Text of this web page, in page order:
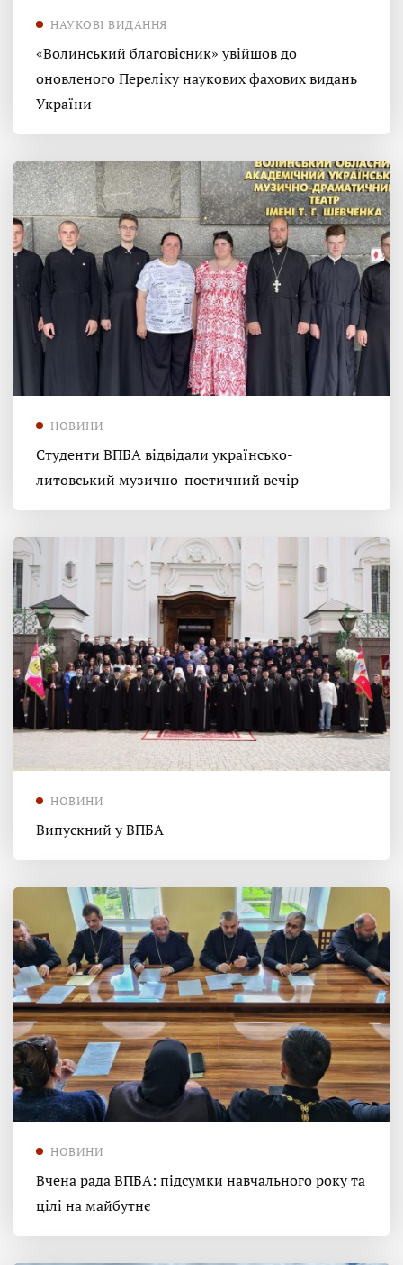
НАУКОВІ ВИДАННЯ
«Волинський благовісник» увійшов до
оновленого Переліку наукових фахових видань
України
НОВИНИ
Студенти ВПБА відвідали українсько-
литовський музично-поетичний вечір
НОВИНИ
Випускний у ВПБА
НОВИНИ
Вчена рада ВПБА: підсумки навчального року та
цілі на майбутнє